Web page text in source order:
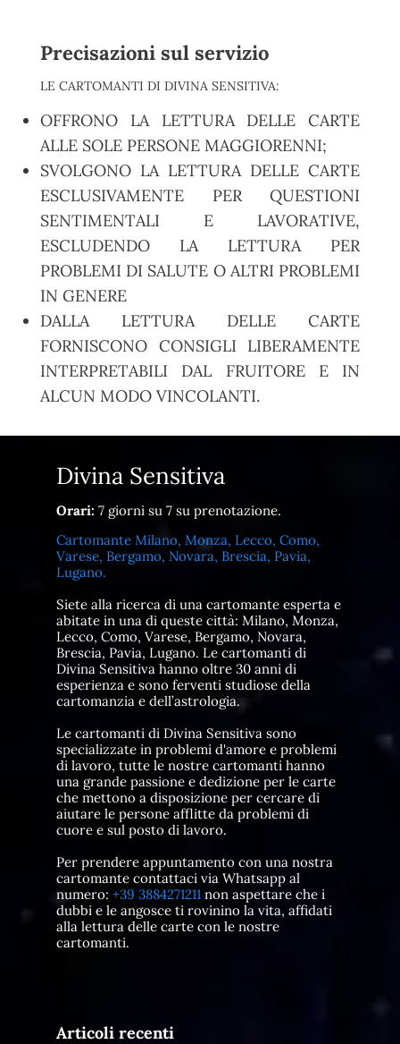
Precisazioni sul servizio
LE CARTOMANTI DI DIVINA SENSITIVA:
OFFRONO LA LETTURA DELLE CARTE
ALLE SOLE PERSONE MAGGIORENNI;
SVOLGONO LA LETTURA DELLE CARTE
ESCLUSIVAMENTE PER QUESTIONI
SENTIMENTALI E LAVORATIVE,
ESCLUDENDO LA LETTURA PER
PROBLEMI DI SALUTE O ALTRI PROBLEMI
IN GENERE
DALLA LETTURA DELLE CARTE
FORNISCONO CONSIGLI LIBERAMENTE
INTERPRETABILI DAL FRUITORE E IN
ALCUN MODO VINCOLANTI.
Divina Sensitiva
Orari: 7 giorni su 7 su prenotazione.
Cartomante Milano, Monza, Lecco, Como,
Varese, Bergamo, Novara, Brescia, Pavia,
Lugano.
Siete alla ricerca di una cartomante esperta e
abitate in una di queste città: Milano, Monza,
Lecco, Como, Varese, Bergamo, Novara,
Brescia, Pavia, Lugano. Le cartomanti di
Divina Sensitiva hanno oltre 30 anni di
esperienza e sono ferventi studiose della
cartomanzia e dell’astrologia.
Le cartomanti di Divina Sensitiva sono
specializzate in problemi d'amore e problemi
di lavoro, tutte le nostre cartomanti hanno
una grande passione e dedizione per le carte
che mettono a disposizione per cercare di
aiutare le persone afflitte da problemi di
cuore e sul posto di lavoro.
Per prendere appuntamento con una nostra
cartomante contattaci via Whatsapp al
numero: +39 3884271211 non aspettare che i
dubbi e le angosce ti rovinino la vita, affidati
alla lettura delle carte con le nostre
cartomanti.
Articoli recenti